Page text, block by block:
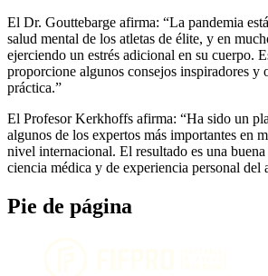
El Dr. Gouttebarge afirma: “La pandemia
salud mental de los atletas de élite, y en
ejerciendo un estrés adicional en su cuerpo.
proporcione algunos consejos inspiradores y
práctica.”
El Profesor Kerkhoffs afirma: “Ha sido un
algunos de los expertos más importantes en
nivel internacional. El resultado es una
ciencia médica y de experiencia personal del
Pie de página